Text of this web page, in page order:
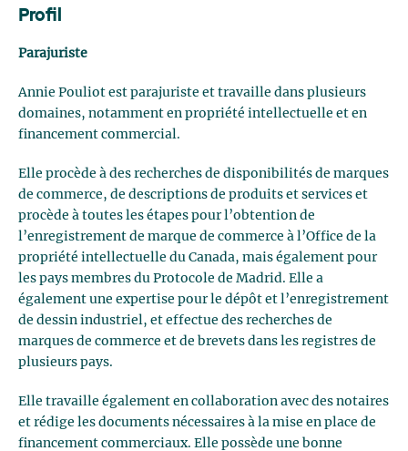
Profil
Parajuriste
Annie Pouliot est parajuriste et travaille dans plusieurs
domaines, notamment en propriété intellectuelle et en
financement commercial.
Elle procède à des recherches de disponibilités de marques
de commerce, de descriptions de produits et services et
procède à toutes les étapes pour l’obtention de
l’enregistrement de marque de commerce à l’Office de la
propriété intellectuelle du Canada, mais également pour
les pays membres du Protocole de Madrid. Elle a
également une expertise pour le dépôt et l’enregistrement
de dessin industriel, et effectue des recherches de
marques de commerce et de brevets dans les registres de
plusieurs pays.
Elle travaille également en collaboration avec des notaires
et rédige les documents nécessaires à la mise en place de
financement commerciaux. Elle possède une bonne